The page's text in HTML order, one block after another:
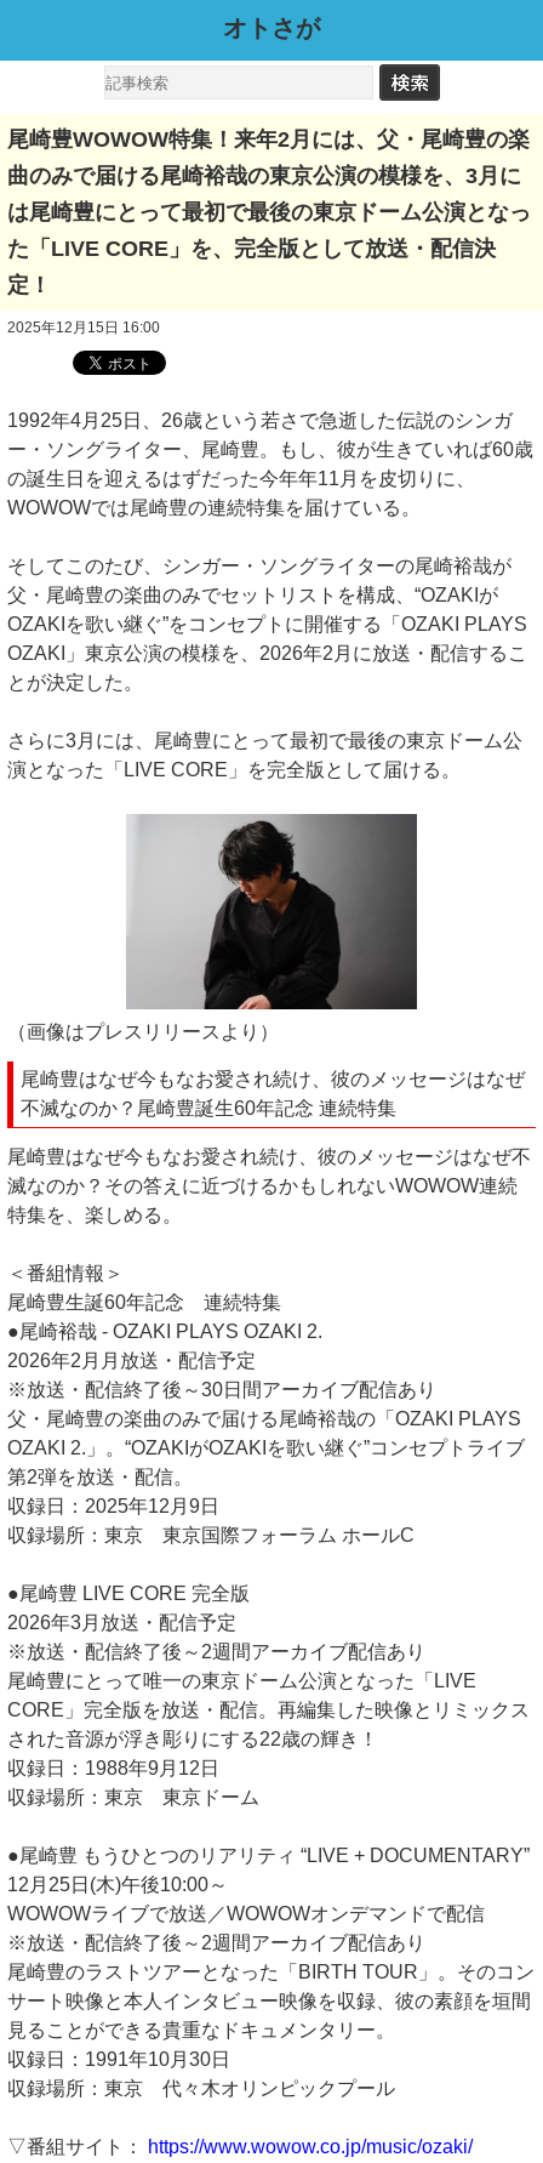
オトさが
尾崎豊WOWOW特集！来年2月には、父・尾崎豊の楽
曲のみで届ける尾崎裕哉の東京公演の模様を、3月に
は尾崎豊にとって最初で最後の東京ドーム公演となっ
た「LIVE CORE」を、完全版として放送・配信決
定！
2025年12月15日 16:00
1992年4月25日、26歳という若さで急逝した伝説のシンガ
ー・ソングライター、尾崎豊。もし、彼が生きていれば60歳
の誕生日を迎えるはずだった今年年11月を皮切りに、
WOWOWでは尾崎豊の連続特集を届けている。
そしてこのたび、シンガー・ソングライターの尾崎裕哉が
父・尾崎豊の楽曲のみでセットリストを構成、“OZAKIが
OZAKIを歌い継ぐ”をコンセプトに開催する「OZAKI PLAYS
OZAKI」東京公演の模様を、2026年2月に放送・配信するこ
とが決定した。
さらに3月には、尾崎豊にとって最初で最後の東京ドーム公
演となった「LIVE CORE」を完全版として届ける。
（画像はプレスリリースより）
尾崎豊はなぜ今もなお愛され続け、彼のメッセージはなぜ
不滅なのか？尾崎豊誕生60年記念 連続特集
尾崎豊はなぜ今もなお愛され続け、彼のメッセージはなぜ不
滅なのか？その答えに近づけるかもしれないWOWOW連続
特集を、楽しめる。
＜番組情報＞
尾崎豊生誕60年記念 連続特集
●尾崎裕哉 - OZAKI PLAYS OZAKI 2.
2026年2月月放送・配信予定
※放送・配信終了後～30日間アーカイブ配信あり
父・尾崎豊の楽曲のみで届ける尾崎裕哉の「OZAKI PLAYS
OZAKI 2.」。“OZAKIがOZAKIを歌い継ぐ”コンセプトライブ
第2弾を放送・配信。
収録日：2025年12月9日
収録場所：東京 東京国際フォーラム ホールC
●尾崎豊 LIVE CORE 完全版
2026年3月放送・配信予定
※放送・配信終了後～2週間アーカイブ配信あり
尾崎豊にとって唯一の東京ドーム公演となった「LIVE
CORE」完全版を放送・配信。再編集した映像とリミックス
された音源が浮き彫りにする22歳の輝き！
収録日：1988年9月12日
収録場所：東京 東京ドーム
●尾崎豊 もうひとつのリアリティ “LIVE + DOCUMENTARY”
12月25日(木)午後10:00～
WOWOWライブで放送／WOWOWオンデマンドで配信
※放送・配信終了後～2週間アーカイブ配信あり
尾崎豊のラストツアーとなった「BIRTH TOUR」。そのコン
サート映像と本人インタビュー映像を収録、彼の素顔を垣間
見ることができる貴重なドキュメンタリー。
収録日：1991年10月30日
収録場所：東京 代々木オリンピックプール
▽番組サイト： https://www.wowow.co.jp/music/ozaki/